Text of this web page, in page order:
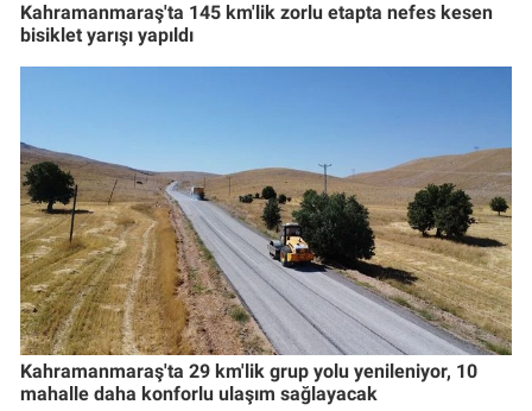
Kahramanmaraş'ta 145 km'lik zorlu etapta nefes kesen
bisiklet yarışı yapıldı
Kahramanmaraş'ta 29 km'lik grup yolu yenileniyor, 10
mahalle daha konforlu ulaşım sağlayacak